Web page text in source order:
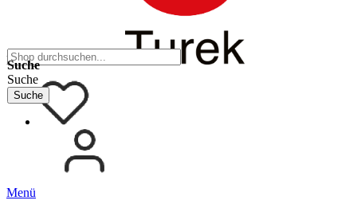
Navigation umschalten
Suche
Suche
Suche
Menü